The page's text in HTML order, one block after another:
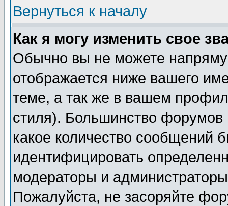
Вернуться к началу
Как я могу изменить свое
Обычно вы не можете
отображается ниже вашего
теме, а так же в вашем
стиля). Большинство форумов
какое количество сообщений
идентифицировать
модераторы и
Пожалуйста, не засоряйте